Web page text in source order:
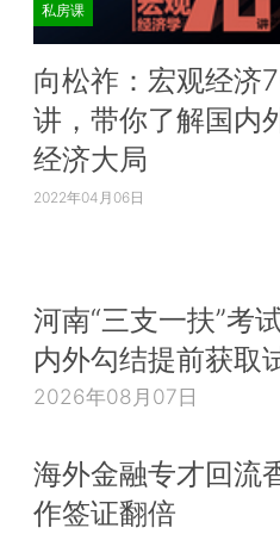
私房课
向松祚：宏观经济
讲，带你了解国内
经济大局
2022年04月06日
河南“三支一扶”考
内外勾结提前获取
2026年08月07日
海外金融专才回流
作签证翻倍